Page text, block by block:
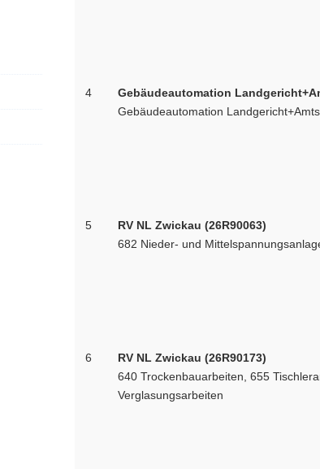
4
Gebäudeautomation
Gebäudeautomation
5
RV NL Zwickau (26R90063)
682 Nieder- und
6
RV NL Zwickau (26R90173)
640 Trockenbauarbeiten, 655
Verglasungsarbeiten